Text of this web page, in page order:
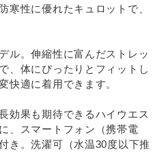
寒性に優れたキュロットで、
ル。伸縮性に富んだストレッ
、体にぴったりとフィットし
快適に着用できます。
効果も期待できるハイウエス
、スマートフォン（携帯電
き。洗濯可（水温30度以下推